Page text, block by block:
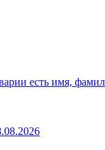
есть имя,